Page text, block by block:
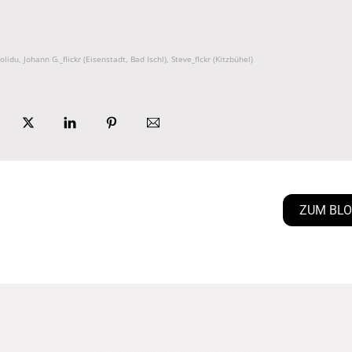
Johann G._flickr (Eisenstadt, Bad Ischl), Steve_flckr (Kitzbühel)
ZUM